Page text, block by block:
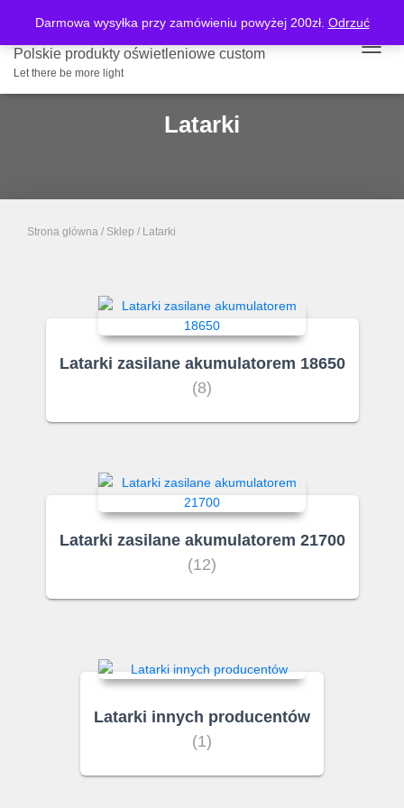
Darmowa wysyłka przy zamówieniu powyżej 200zł. Odrzuć
Polskie produkty oświetleniowe custom
Let there be more light
Latarki
Strona główna / Sklep / Latarki
Latarki zasilane akumulatorem 18650
(8)
Latarki zasilane akumulatorem 21700
(12)
Latarki innych producentów
(1)